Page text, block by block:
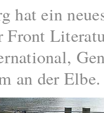
hat ein
Front
an der Elbe.